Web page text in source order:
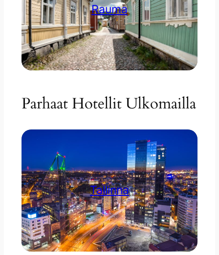
Rauma
Parhaat Hotellit Ulkomailla
Tallinna